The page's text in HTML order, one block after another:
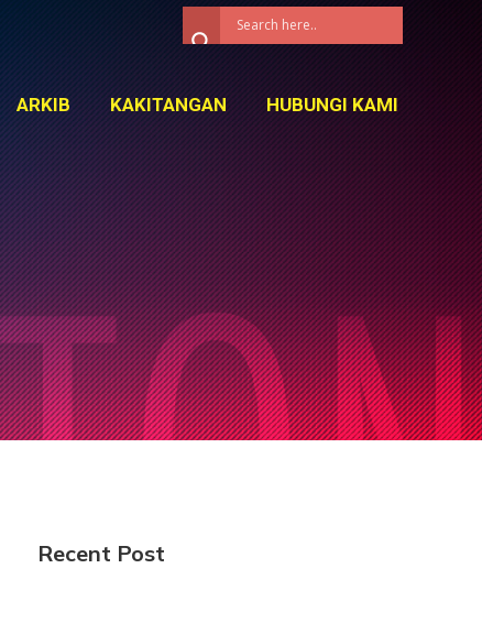
ARKIB KAKITANGAN HUBUNGI KAMI
Recent Post
KAKITANGAN HUBUNGI KAMI